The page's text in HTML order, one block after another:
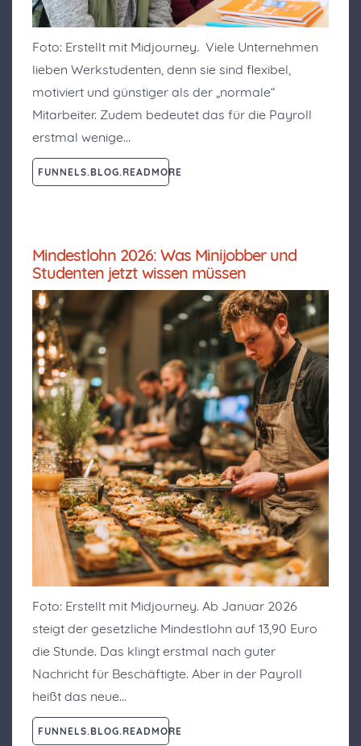
Foto: Erstellt mit Midjourney. Viele Unternehmen
lieben Werkstudenten, denn sie sind flexibel,
motiviert und günstiger als der „normale“
Mitarbeiter. Zudem bedeutet das für die Payroll
erstmal wenige…
FUNNELS.BLOG.READMORE
Mindestlohn 2026: Was Minijobber und
Studenten jetzt wissen müssen
Foto: Erstellt mit Midjourney. Ab Januar 2026
steigt der gesetzliche Mindestlohn auf 13,90 Euro
die Stunde. Das klingt erstmal nach guter
Nachricht für Beschäftigte. Aber in der Payroll
heißt das neue…
FUNNELS.BLOG.READMORE